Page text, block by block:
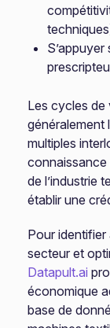
Les cycles
généralement
multiples
de l’industrie
établir une
Pour
secteur et
Datapult.ai
économique
base de